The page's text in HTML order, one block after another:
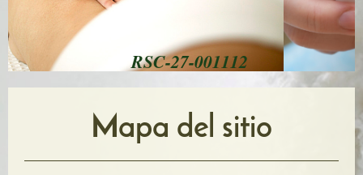
RSC-27-001112
Mapa del sitio